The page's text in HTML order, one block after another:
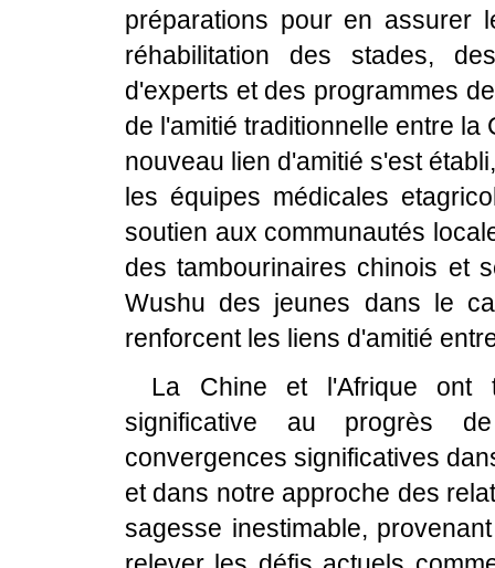
préparations pour en assurer
réhabilitation des stades,
d'experts et des programmes
de l'amitié traditionnelle entre la
nouveau lien d'amitié s'est
les équipes médicales
soutien aux communautés
des tambourinaires chinois et
Wushu des jeunes dans le
renforcent les liens d'amitié
La Chine et l'Afrique ont
significative au progrès
convergences significatives
et dans notre approche des
sagesse inestimable,